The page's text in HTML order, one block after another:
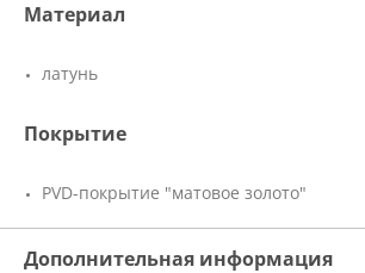
Материал
латунь
Покрытие
PVD-покрытие "матовое золото"
Дополнительная информация